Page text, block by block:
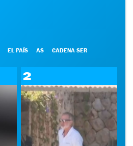
EL PAÍS AS CADENA SER
2